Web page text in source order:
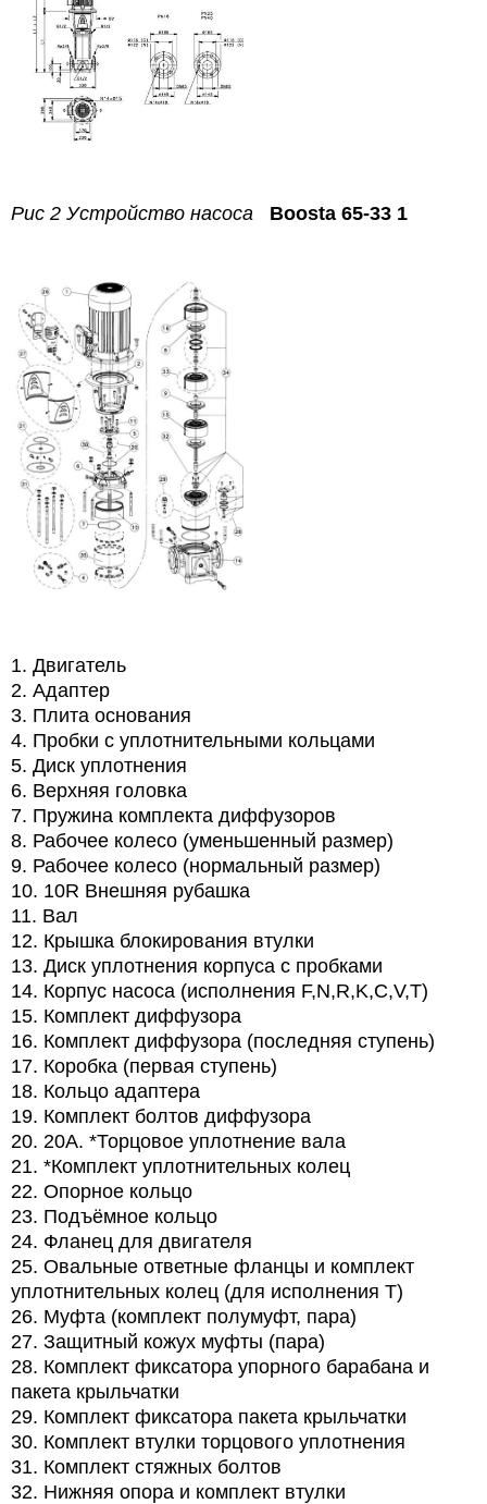
Рис 2 Устройство насоса Boosta 65-33 1
1. Двигатель
2. Адаптер
3. Плита основания
4. Пробки с уплотнительными кольцами
5. Диск уплотнения
6. Верхняя головка
7. Пружина комплекта диффузоров
8. Рабочее колесо (уменьшенный размер)
9. Рабочее колесо (нормальный размер)
10. 10R Внешняя рубашка
11. Вал
12. Крышка блокирования втулки
13. Диск уплотнения корпуса с пробками
14. Корпус насоса (исполнения F,N,R,K,C,V,T)
15. Комплект диффузора
16. Комплект диффузора (последняя ступень)
17. Коробка (первая ступень)
18. Кольцо адаптера
19. Комплект болтов диффузора
20. 20A. *Торцовое уплотнение вала
21. *Комплект уплотнительных колец
22. Опорное кольцо
23. Подъёмное кольцо
24. Фланец для двигателя
25. Овальные ответные фланцы и комплект
уплотнительных колец (для исполнения T)
26. Муфта (комплект полумуфт, пара)
27. Защитный кожух муфты (пара)
28. Комплект фиксатора упорного барабана и
пакета крыльчатки
29. Комплект фиксатора пакета крыльчатки
30. Комплект втулки торцового уплотнения
31. Комплект стяжных болтов
32. Нижняя опора и комплект втулки